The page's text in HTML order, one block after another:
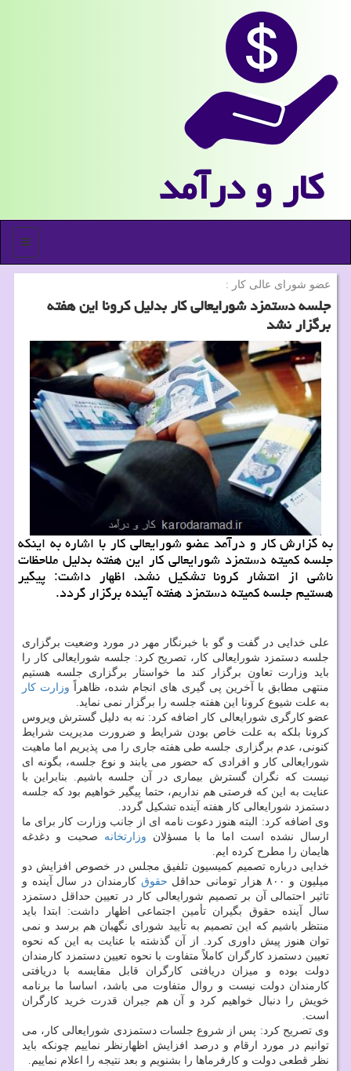
كار و درآمد
منو
عضو شورای عالی كار :
جلسه دستمزد شورایعالی كار بدلیل كرونا این هفته
برگزار نشد
به گزارش كار و درآمد عضو شورایعالی كار با اشاره به اینكه
جلسه كمیته دستمزد شورایعالی كار این هفته بدلیل ملاحظات
ناشی از انتشار كرونا تشكیل نشد، اظهار داشت: پیگیر
هستیم جلسه كمیته دستمزد هفته آینده برگزار گردد.
علی خدایی در گفت و گو با خبرنگار مهر در مورد وضعیت برگزاری
جلسه دستمزد شورایعالی كار، تصریح كرد: جلسه شورایعالی كار را
باید وزارت تعاون برگزار كند ما خواستار برگزاری جلسه هستیم
منتهی مطابق با آخرین پی گیری های انجام شده، ظاهراً وزارت كار
به علت شیوع كرونا این هفته جلسه را برگزار نمی نماید.
عضو كارگری شورایعالی كار اضافه كرد: نه به دلیل گسترش ویروس
كرونا بلكه به علت خاص بودن شرایط و ضرورت مدیریت شرایط
كنونی، عدم برگزاری جلسه طی هفته جاری را می پذیریم اما ماهیت
شورایعالی كار و افرادی كه حضور می یابند و نوع جلسه، بگونه ای
نیست كه نگران گسترش بیماری در آن جلسه باشیم. بنابراین با
عنایت به این كه فرصتی هم نداریم، حتما پیگیر خواهیم بود كه جلسه
دستمزد شورایعالی كار هفته آینده تشكیل گردد.
وی اضافه كرد: البته هنوز دعوت نامه ای از جانب وزارت كار برای ما
ارسال نشده است اما ما با مسؤلان وزارتخانه صحبت و دغدغه
هایمان را مطرح كرده ایم.
خدایی درباره تصمیم كمیسیون تلفیق مجلس در خصوص افزایش دو
میلیون و ۸۰۰ هزار تومانی حداقل
حقوق كارمندان در سال آینده و
تاثیر احتمالی آن بر تصمیم شورایعالی كار در تعیین حداقل دستمزد
سال آینده حقوق بگیران تأمین اجتماعی اظهار داشت: ابتدا باید
منتظر باشیم كه این تصمیم به تأیید شورای نگهبان هم برسد و نمی
توان هنوز پیش داوری كرد. از آن گذشته با عنایت به این كه نحوه
تعیین دستمزد كارگران كاملاً متفاوت با نحوه تعیین دستمزد كارمندان
دولت بوده و میزان دریافتی كارگران قابل مقایسه با دریافتی
كارمندان دولت نیست و روال متفاوت می باشد، اساسا ما برنامه
خویش را دنبال خواهیم كرد و آن هم جبران قدرت خرید كارگران
است.
وی تصریح كرد: پس از شروع جلسات دستمزدی شورایعالی كار، می
توانیم در مورد ارقام و درصد افزایش اظهارنظر نماییم چونكه باید
نظر قطعی دولت و كارفرماها را بشنویم و بعد نتیجه را اعلام نماییم.